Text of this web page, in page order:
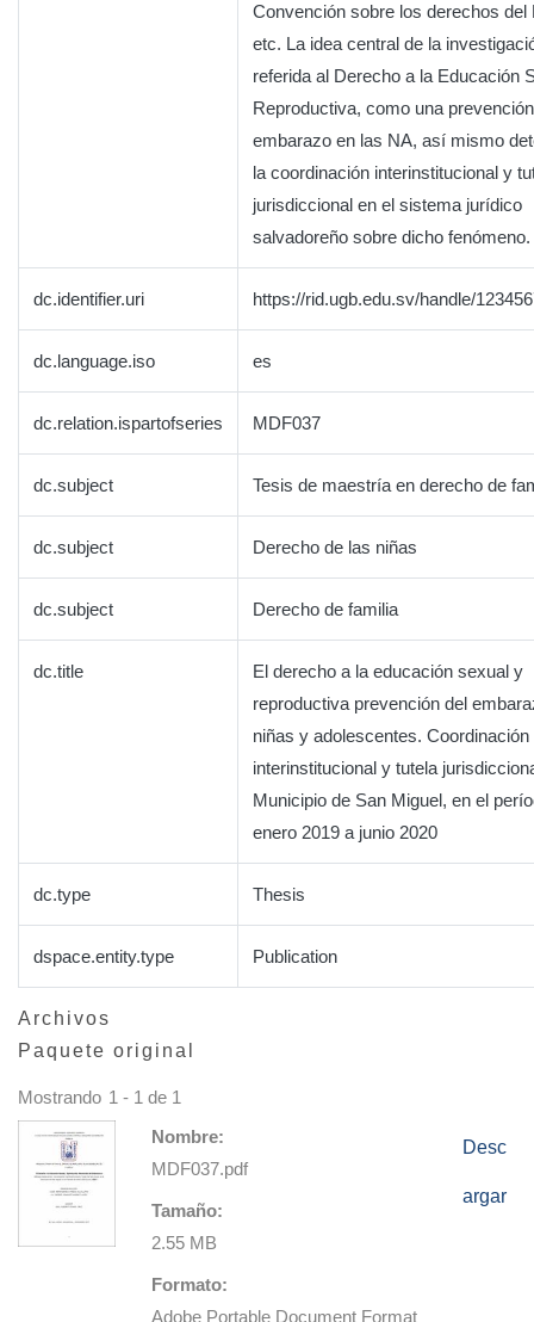
Convención sobre los derechos del
etc. La idea central de la
referida al Derecho a la Educación
Reproductiva, como una
embarazo en las NA, así mismo
la coordinación interinstitucional y
jurisdiccional en el sistema jurídico
salvadoreño sobre dicho fenómeno.
dc.identifier.uri https://rid.ugb.edu.sv/handle/
dc.language.iso es
dc.relation.ispartofseries MDF037
dc.subject Tesis de maestría en derecho de
dc.subject Derecho de las niñas
dc.subject Derecho de familia
dc.title
El derecho a la educación sexual y
reproductiva prevención del
niñas y adolescentes. Coordinación
interinstitucional y tutela
Municipio de San Miguel, en el
enero 2019 a junio 2020
dc.type Thesis
dspace.entity.type Publication
Archivos
Paquete original
Mostrando 1 - 1 de 1
Nombre:
MDF037.pdf
Tamaño:
2.55 MB
Formato:
Adobe Portable Document Format
Desc
argar